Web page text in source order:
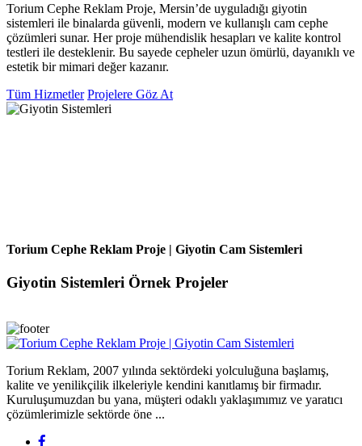
Torium Cephe Reklam Proje, Mersin’de uyguladığı giyotin
sistemleri ile binalarda güvenli, modern ve kullanışlı cam cephe
çözümleri sunar. Her proje mühendislik hesapları ve kalite kontrol
testleri ile desteklenir. Bu sayede cepheler uzun ömürlü, dayanıklı ve
estetik bir mimari değer kazanır.
Tüm Hizmetler Projelere Göz At
Torium Cephe Reklam Proje | Giyotin Cam Sistemleri
Giyotin Sistemleri Örnek Projeler
Torium Reklam, 2007 yılında sektördeki yolculuğuna başlamış,
kalite ve yenilikçilik ilkeleriyle kendini kanıtlamış bir firmadır.
Kuruluşumuzdan bu yana, müşteri odaklı yaklaşımımız ve yaratıcı
çözümlerimizle sektörde öne ...